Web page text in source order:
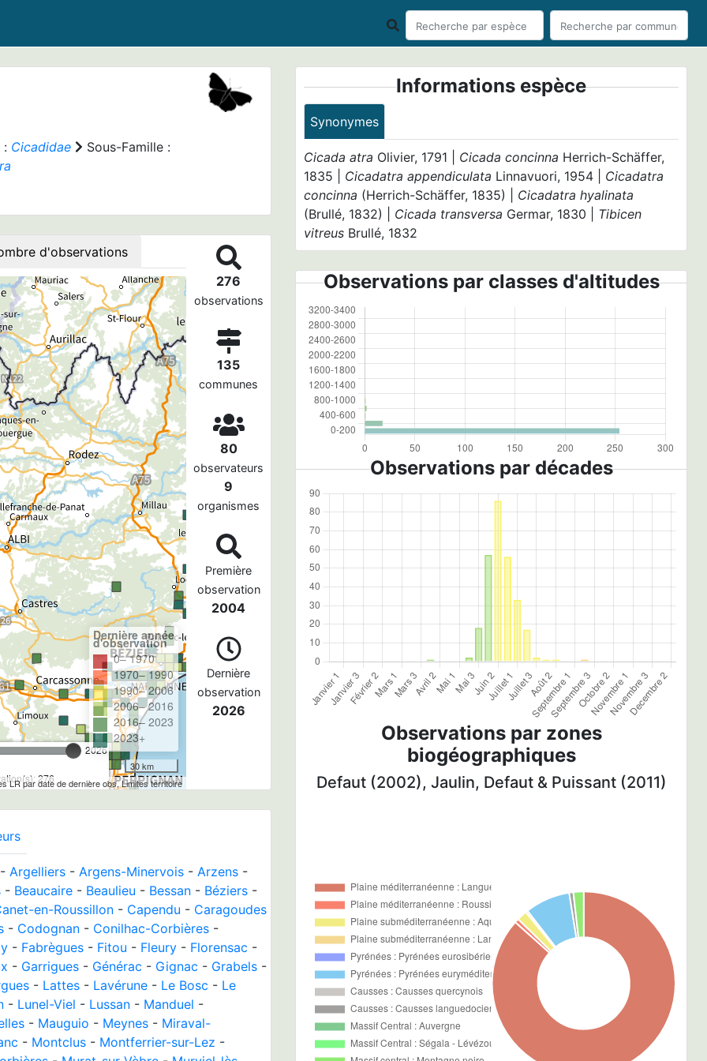
: Cicadidae
Sous-Famille :
d'observations
2026
276
Dernière année
d'observation
0– 1970
1970– 1990
1990– 2006
2006– 2016
2016– 2023
2023+
30 km
LR par date de dernière obs, Limites territoire
276
observations
135
communes
80
observateurs
9
organismes
Première
observation
2004
Dernière
observation
2026
Argelliers - Argens-Minervois - Arzens -
- Beaucaire - Beaulieu - Bessan - Béziers -
en-Roussillon - Capendu - Caragoudes
- Codognan - Conilhac-Corbières -
- Fabrègues - Fitou - Fleury - Florensac -
- Garrigues - Générac - Gignac - Grabels -
- Lattes - Lavérune - Le Bosc - Le
- Lunel-Viel - Lussan - Manduel -
- Mauguio - Meynes - Miraval-
- Montclus - Montferrier-sur-Lez -
Informations espèce
Synonymes
Cicada atra Olivier, 1791 | Cicada concinna Herrich-Schäffer,
1835 | Cicadatra appendiculata Linnavuori, 1954 | Cicadatra
concinna (Herrich-Schäffer, 1835) | Cicadatra hyalinata
(Brullé, 1832) | Cicada transversa Germar, 1830 | Tibicen
vitreus Brullé, 1832
Observations par classes d'altitudes
Observations par décades
Observations par zones
biogéographiques
Defaut (2002), Jaulin, Defaut & Puissant (2011)